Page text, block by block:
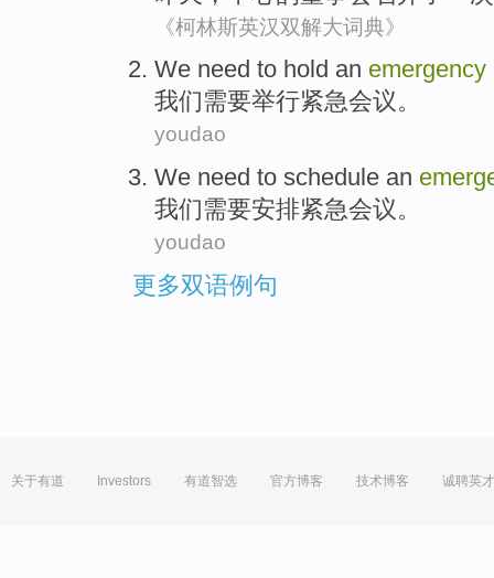
《柯林斯英汉双解大词典》
We need to hold an emergency
我们需要举行紧急会议。
youdao
We need to schedule an
我们需要安排紧急会议。
youdao
更多双语例句
关于有道 Investors 有道智选 官方博客 技术博客 诚聘英才